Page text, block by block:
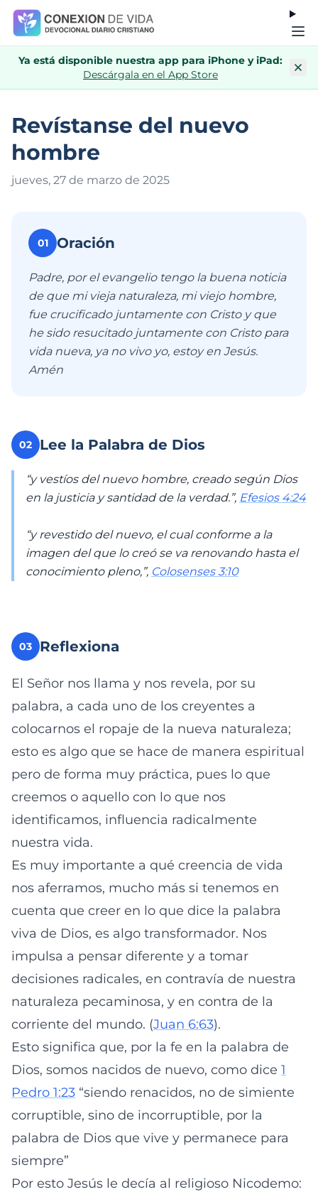
Ya está disponible nuestra app para iPhone y iPad:
Descárgala en el App Store
Revístanse del nuevo
hombre
jueves, 27 de marzo de 2025
01 Oración
Padre, por el evangelio tengo la buena noticia
de que mi vieja naturaleza, mi viejo hombre,
fue crucificado juntamente con Cristo y que
he sido resucitado juntamente con Cristo para
vida nueva, ya no vivo yo, estoy en Jesús.
Amén
02 Lee la Palabra de Dios
“y vestíos del nuevo hombre, creado según Dios
en la justicia y santidad de la verdad.”, Efesios 4:24
“y revestido del nuevo, el cual conforme a la
imagen del que lo creó se va renovando hasta el
conocimiento pleno,”, Colosenses 3:10
03 Reflexiona
El Señor nos llama y nos revela, por su
palabra, a cada uno de los creyentes a
colocarnos el ropaje de la nueva naturaleza;
esto es algo que se hace de manera espiritual
pero de forma muy práctica, pues lo que
creemos o aquello con lo que nos
identificamos, influencia radicalmente
nuestra vida.
Es muy importante a qué creencia de vida
nos aferramos, mucho más si tenemos en
cuenta que creer en lo que dice la palabra
viva de Dios, es algo transformador. Nos
impulsa a pensar diferente y a tomar
decisiones radicales, en contravía de nuestra
naturaleza pecaminosa, y en contra de la
corriente del mundo. (Juan 6:63).
Esto significa que, por la fe en la palabra de
Dios, somos nacidos de nuevo, como dice 1
Pedro 1:23 “siendo renacidos, no de simiente
corruptible, sino de incorruptible, por la
palabra de Dios que vive y permanece para
siempre”
Por esto Jesús le decía al religioso Nicodemo: